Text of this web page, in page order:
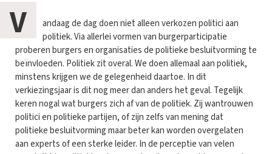
V
andaag de dag doen niet alleen verkozen politici aan
politiek. Via allerlei vormen van burgerparticipatie
proberen burgers en organisaties de politieke besluitvorming te
beïnvloeden. Politiek zit overal. We doen allemaal aan politiek,
minstens krijgen we de gelegenheid daartoe. In dit
verkiezingsjaar is dit nog meer dan anders het geval. Tegelijk
keren nogal wat burgers zich af van de politiek. Zij wantrouwen
politici en politieke partijen, of zijn zelfs van mening dat
politieke besluitvorming maar beter kan worden overgelaten
aan experts of een sterke leider. In de perceptie van velen